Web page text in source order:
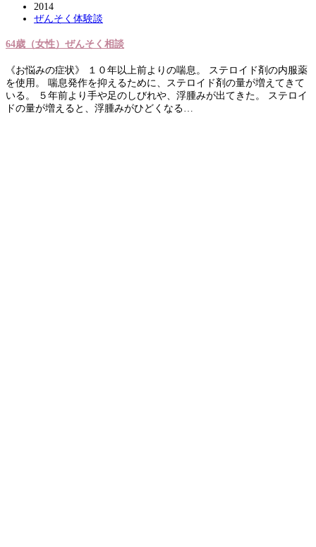
2014
ぜんそく体験談
64歳（女性）ぜんそく相談
《お悩みの症状》 １０年以上前よりの喘息。 ステロイド剤の内服薬
を使用。 喘息発作を抑えるために、ステロイド剤の量が増えてきて
いる。 ５年前より手や足のしびれや、浮腫みが出てきた。 ステロイ
ドの量が増えると、浮腫みがひどくなる…